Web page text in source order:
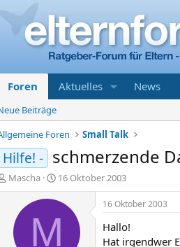
Foren Aktuelles News
Beiträge
Foren
Small Talk
Hilfe! - schmerzende
E
r
Mascha
E
r
s
16 Oktober 2003
M
16 Oktober 2003
Hallo!
Hat irgendwer